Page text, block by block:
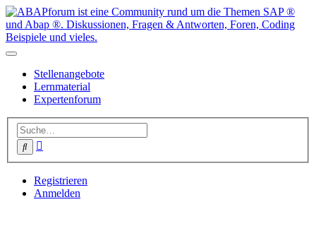
Stellenangebote
Lernmaterial
Expertenforum
Suche
Registrieren
Anmelden